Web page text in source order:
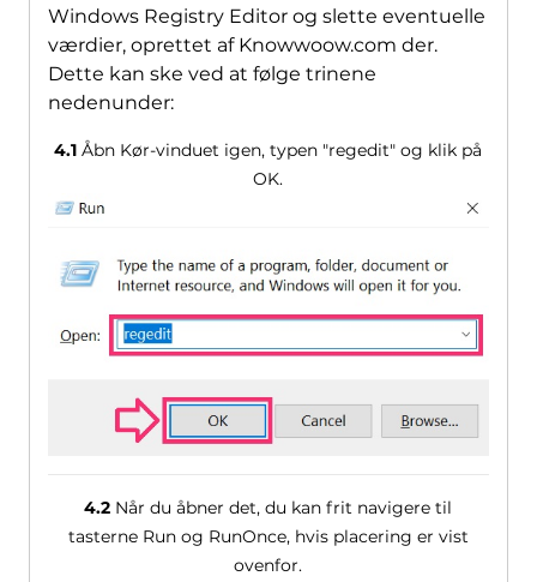
Windows Registry Editor og slette eventuelle
værdier, oprettet af Knowwoow.com der.
Dette kan ske ved at følge trinene
nedenunder:
4.1 Åbn Kør-vinduet igen, typen "regedit" og klik på
OK.
4.2 Når du åbner det, du kan frit navigere til
tasterne Run og RunOnce, hvis placering er vist
ovenfor.